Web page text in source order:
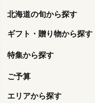
北海道の旬から探す
ギフト・贈り物から探す
特集から探す
ご予算
エリアから探す